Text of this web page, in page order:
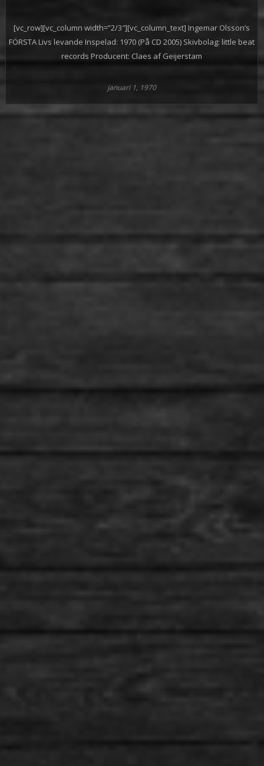
[vc_row][vc_column width=”2/3″][vc_column_text] Ingemar Olsson’s
FÖRSTA Livs levande Inspelad: 1970 (På CD 2005) Skivbolag: little beat
records Producent: Claes af Geijerstam
januari 1, 1970